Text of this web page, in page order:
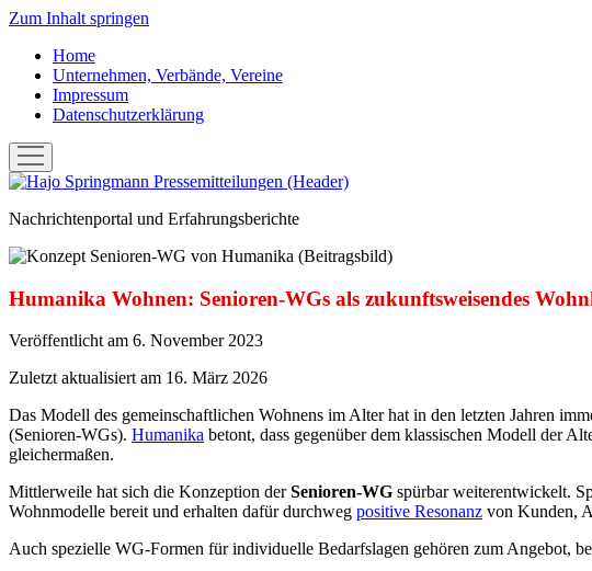
Zum Inhalt springen
Home
Unternehmen, Verbände, Vereine
Impressum
Datenschutzerklärung
Menü
öffnen
Hans-
"Hajo"
Pressemitteilungen
Nachrichtenportal und Erfahrungsberichte
Humanika Wohnen: Senioren-WGs als zukunftsweisendes
Veröffentlicht am 6. November 2023
Zuletzt aktualisiert am 16. März 2026
Das Modell des gemeinschaftlichen Wohnens im Alter hat in den letzten Jahren
(Senioren-WGs). Humanika betont, dass gegenüber dem klassischen Modell der
gleichermaßen.
Mittlerweile hat sich die Konzeption derSenioren-WG spürbar weiterentwickelt.
Wohnmodelle bereit und erhalten dafür durchweg positive Resonanz von Kunden,
Auch spezielle WG-Formen für individuelle Bedarfslagen gehören zum Angebot,